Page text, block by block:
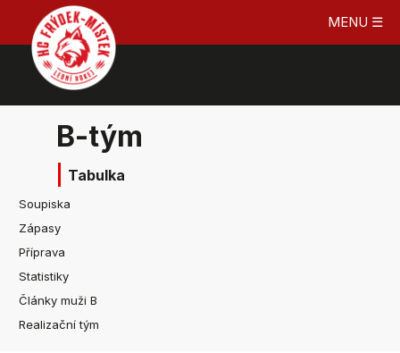
MENU ☰
B-tým
Tabulka
Soupiska
Zápasy
Příprava
Statistiky
Články muži B
Realizační tým